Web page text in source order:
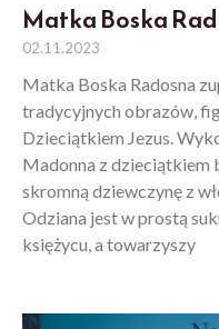
Matka Boska
02.11.2023
Matka Boska Radosna
tradycyjnych obrazów,
Dzieciątkiem Jezus.
Madonna z dzieciątkiem
skromną dziewczynę z
Odziana jest w prostą
księżycu, a towarzyszy